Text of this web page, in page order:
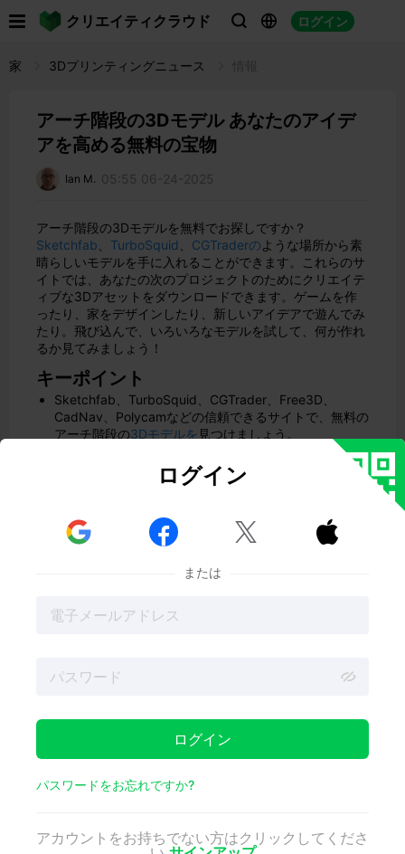
クリエイティクラウド   ログイン
家 3Dプリンティングニュース
アーチ階段の3Dモデル あなたのアイデ
アを高める無料の宝物
Ian M. 05:55 06-24-2025
アーチ階段の3Dモデルを無料でお探しですか？
Sketchfab
TurboSquid CGTraderのような場所から素
晴らしいモデルを手に入れることができます。これらのサ
イトでは、あなたの次のプロジェクトのためにクリエイテ
ィブな3Dアセットをダウンロードできます。ゲームを作
ったり、家をデザインしたり、新しいアイデアで遊んでみ
たり。飛び込んで、いろいろなモデルを試して、何が作れ
るか見てみましょう！
キーポイント
Sketchfab、TurboSquid、CGTrader、Free3D、
CadNav、Polycamなどの信頼できるサイトで、無料の
アーチ階段の3Dモデルを 見つけましょう。
スムーズに使用するために、あなたのソフトウェアと
コンピュータのパワーに合った適切なファイル形式と
ポリ数を選びましょう。
デアを試し、印象的なデザインやプロジェクトを素早
く作成しましょう。
常にライセンスを確認し、必要に応じてクレジットを
独自のスタイルやプロジェクトのニーズに合わせて、
色、素材、形状を変更してモデルをカスタマイズして
ログイン
  
または
ログイン
パスワードをお忘れですか?
アカウントをお持ちでない方はクリックしてくださ